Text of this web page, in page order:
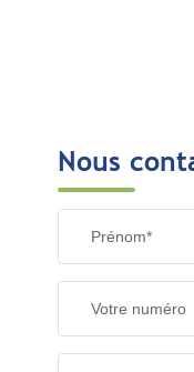
Nous
Prénom*
Votre numéro